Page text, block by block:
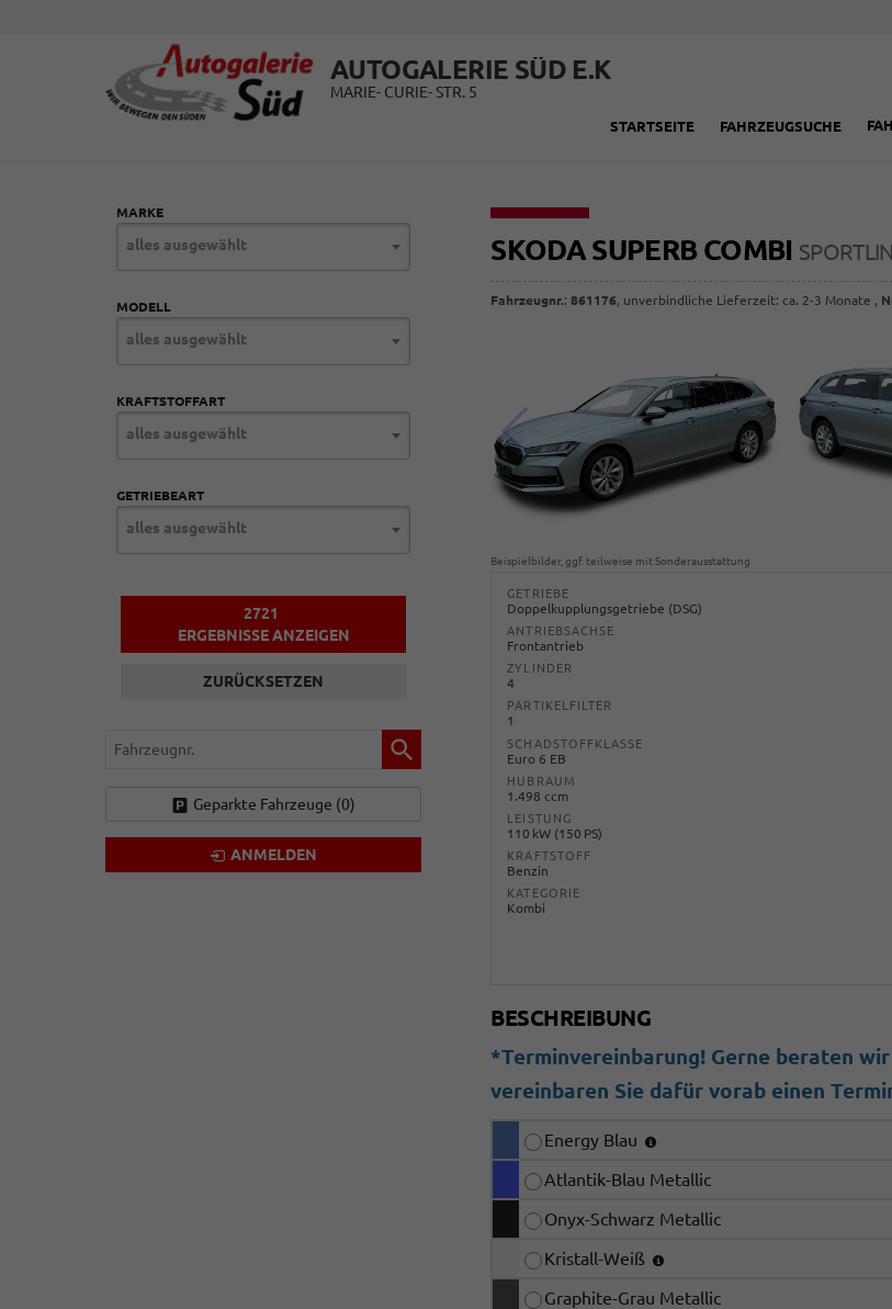
AUTOGALERIE SÜD E.K
MARIE- CURIE- STR. 5
STARTSEITE FAHRZEUGSUCHE
SKODA SUPERB COMBI
Fahrzeugnr.:861176, unverbindliche Lieferzeit: ca. 2-3 Monate ,
Beispielbilder, ggf. teilweise mit Sonderausstattung
GETRIEBE
Doppelkupplungsgetriebe (DSG)
ANTRIEBSACHSE
Frontantrieb
ZYLINDER
4
PARTIKELFILTER
1
SCHADSTOFFKLASSE
Euro 6 EB
HUBRAUM
1.498 ccm
LEISTUNG
110 kW (150 PS)
KRAFTSTOFF
Benzin
KATEGORIE
Kombi
BESCHREIBUNG
*Terminvereinbarung! Gerne beraten
vereinbaren Sie dafür vorab einen
Energy Blau
Atlantik-Blau Metallic
Onyx-Schwarz Metallic
Kristall-Weiß
Graphite-Grau Metallic
MARKE
alles ausgewählt
MODELL
alles ausgewählt
KRAFTSTOFFART
alles ausgewählt
GETRIEBEART
alles ausgewählt
2721
ERGEBNISSE ANZEIGEN
ZURÜCKSETZEN
Fahrzeugnr.
Geparkte Fahrzeuge (0)
ANMELDEN